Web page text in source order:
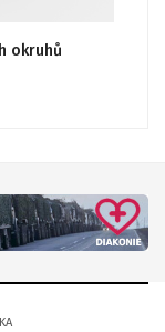
okruhů